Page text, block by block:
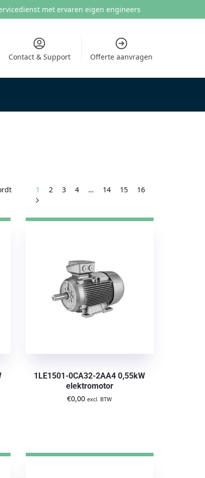
met ervaren eigen engineers
Contact & Support Offerte aanvragen
1 2 3 4 … 14 15 16
1LE1501-0CA32-2AA4 0,55kW
elektromotor
€0,00 excl. BTW